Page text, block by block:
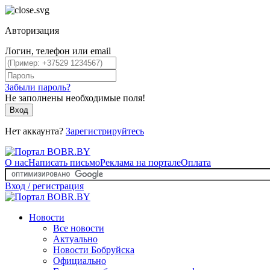
Авторизация
Логин, телефон или email
Забыли пароль?
Не заполнены необходимые поля!
Вход
Нет аккаунта? Зарегистрируйтесь
О насНаписать письмоРеклама на порталеОплата
Вход / регистрация
Новости
Все новости
Актуально
Новости Бобруйска
Официально